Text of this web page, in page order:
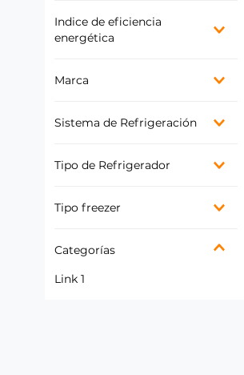
Indice de eficiencia
energética
C
Marca
Fensa
Sistema de Refrigeración
Tipo de Refrigerador
Side By Side
Multidoor
Tipo freezer
Categorías
Link 1